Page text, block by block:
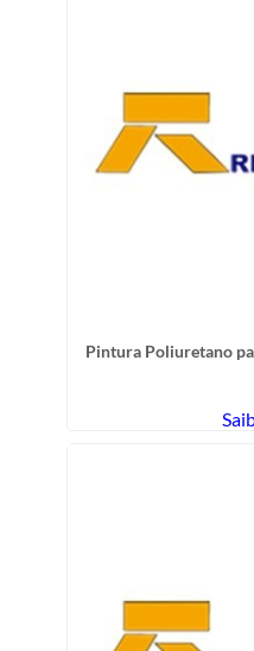
Pintura Poliuretano